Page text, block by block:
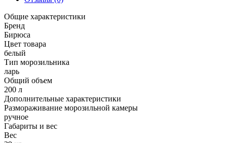
Общие характеристики
Бренд
Бирюса
Цвет товара
белый
Тип морозильника
ларь
Общий объем
200 л
Дополнительные характеристики
Размораживание морозильной камеры
ручное
Габариты и вес
Вес